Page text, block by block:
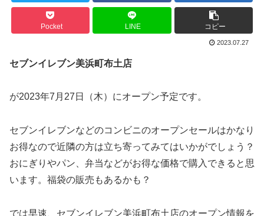
Pocket LINE コピー
2023.07.27
セブンイレブン美浜町布土店
が2023年7月27日（木）にオープン予定です。
セブンイレブンなどのコンビニのオープンセールはかなり
お得なので近隣の方は立ち寄ってみてはいかがでしょう？
おにぎりやパン、弁当などがお得な価格で購入できると思
います。福袋の販売もあるかも？
では早速、セブンイレブン美浜町布土店のオープン情報を